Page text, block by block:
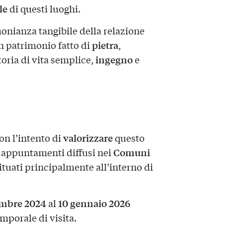
di questi luoghi.
tangibile della relazione
patrimonio fatto dipietra,
di vita semplice,ingegnoe
l’intento divalorizzarequesto
diffusi neiComuni
principalmente all’interno di
2024al10 gennaio 2026
di visita.